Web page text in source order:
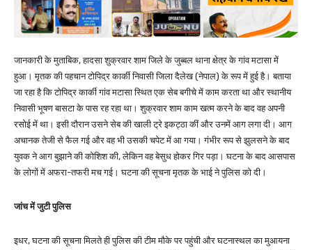
जानकारी के मुताबिक, हादसा शुक्रवार शाम जिले के जुब्बल थाना क्षेत्र के गांव मटासा में
हुआ। मृतक की पहचान टोपिद्र कार्की निवासी जिला दैलेख (नेपाल) के रूप में हुई है। बताया
जा रहा है कि टोपिद्र कार्की गांव मटासा स्थित एक सेब बगीचे में काम करता था और स्थानीय
निवासी भूषण बासटा के पास रह रहा था। शुक्रवार शाम काम खत्म करने के बाद वह अपनी
रसोई में था। इसी दौरान उसने सेब की खाली ट्रे इकट्ठा कीं और उनमें आग लगा दी। आग
अचानक तेजी से फैल गई और वह भी उसकी चपेट में आ गया। गंभीर रूप से झुलसने के बाद
युवक ने आग बुझाने की कोशिश की, लेकिन वह बेसुध होकर गिर पड़ा। घटना के बाद आसपास
के लोगों में अफरा-तफरी मच गई। घटना की सूचना मृतक के भाई ने पुलिस को दी।
जांच में जुटी पुलिस
इधर, घटना की सूचना मिलते ही पुलिस की टीम मौके पर पहुंची और घटनास्थल का मुआयना